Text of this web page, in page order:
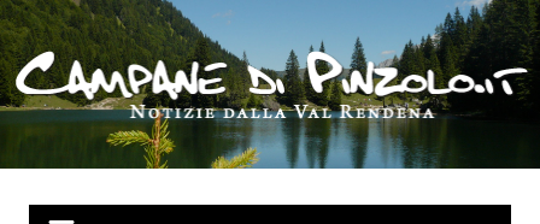
Salta
al
contenuto